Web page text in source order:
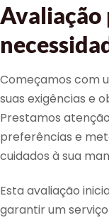
Avaliação
Começamos com
suas exigências e
Prestamos
preferências e
cuidados à sua
Esta avaliação
garantir um